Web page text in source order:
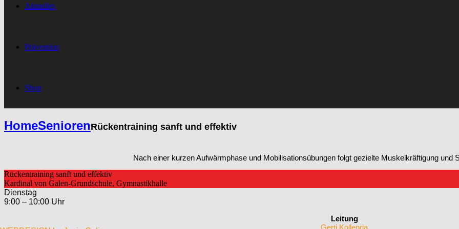
Aktuelles
Prävention
Shop
HomeSeniorenRückentraining sanft und effektiv
Nach einer kurzen Aufwärmphase und Mobilisationsübungen folgt gezielte Muskelkräftigung und
Rückentraining sanft und effektiv
Kardinal von Galen-Grundschule, Gymnastikhalle
Dienstag
9:00 – 10:00 Uhr
Leitung
Gerti Kollenda